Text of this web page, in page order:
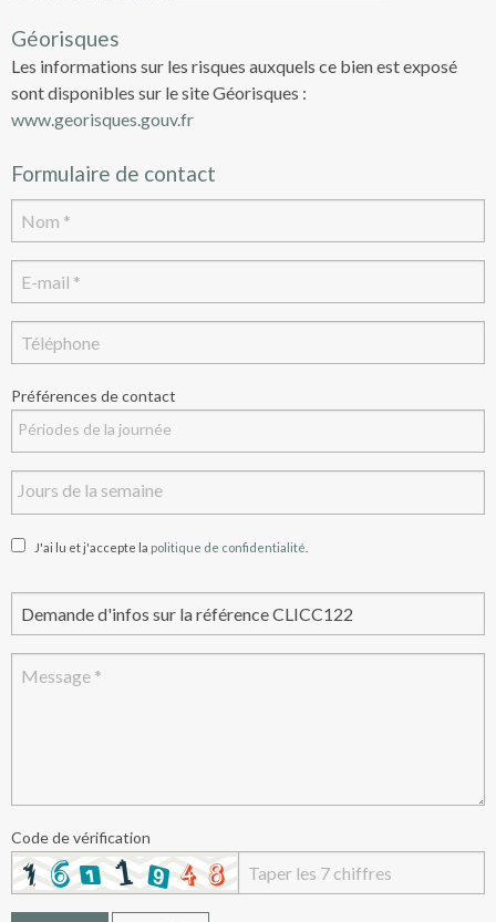
Géorisques
Les informations sur les risques auxquels ce bien est exposé
sont disponibles sur le site Géorisques :
www.georisques.gouv.fr
Formulaire de contact
Préférences de contact
J'ai lu et j'accepte la politique de confidentialité
Code de vérification